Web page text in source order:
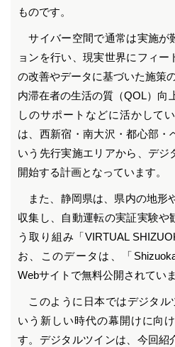
ものです。
サイバー空間で通常は実施が
ョンを行い、現実世界にフィ
の改善やデータに基づいた施策
内滞在者の生活の質（QOL）向
しのサポートなどに活かして
は、西新宿・南大沢・都心部・
いう先行実施エリアから、デジ
開始する計画となっています。
また、静岡県は、県内の地形
収集し、自動運転の実証実験や
う取り組み「VIRTUAL
お、このデータは、「
Webサイトで無料公開されていま
このように日本ではデジタル
いう新しい時代の幕開けに向
す。デジタルツインは、今回紹